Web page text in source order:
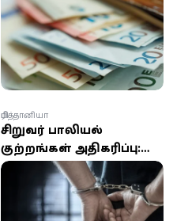
அதிகம் பாதிப்பு என
எச்சரிக்கை
சிறுவர் பாலியல்
குற்றங்கள் அதிகரிப்பு:
பிரிட்டனில் மாதம் 1,000
பேர் கைது - என்.சி.ஏ (NCA)
எச்சரிக்கை
பிரித்தானியா